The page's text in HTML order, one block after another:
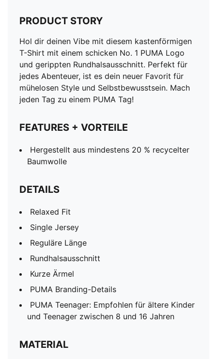
PRODUCT STORY
Hol dir deinen Vibe mit diesem kastenförmigen
T-Shirt mit einem schicken No. 1 PUMA Logo
und gerippten Rundhalsausschnitt. Perfekt für
jedes Abenteuer, ist es dein neuer Favorit für
mühelosen Style und Selbstbewusstsein. Mach
jeden Tag zu einem PUMA Tag!
FEATURES + VORTEILE
Hergestellt aus mindestens 20 % recycelter
Baumwolle
DETAILS
Relaxed Fit
Single Jersey
Reguläre Länge
Rundhalsausschnitt
Kurze Ärmel
PUMA Branding-Details
PUMA Teenager: Empfohlen für ältere Kinder
und Teenager zwischen 8 und 16 Jahren
MATERIAL